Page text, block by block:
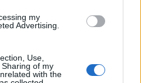
my
Advertising.
Use,
of my
with the